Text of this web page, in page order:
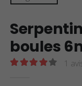
boules
1